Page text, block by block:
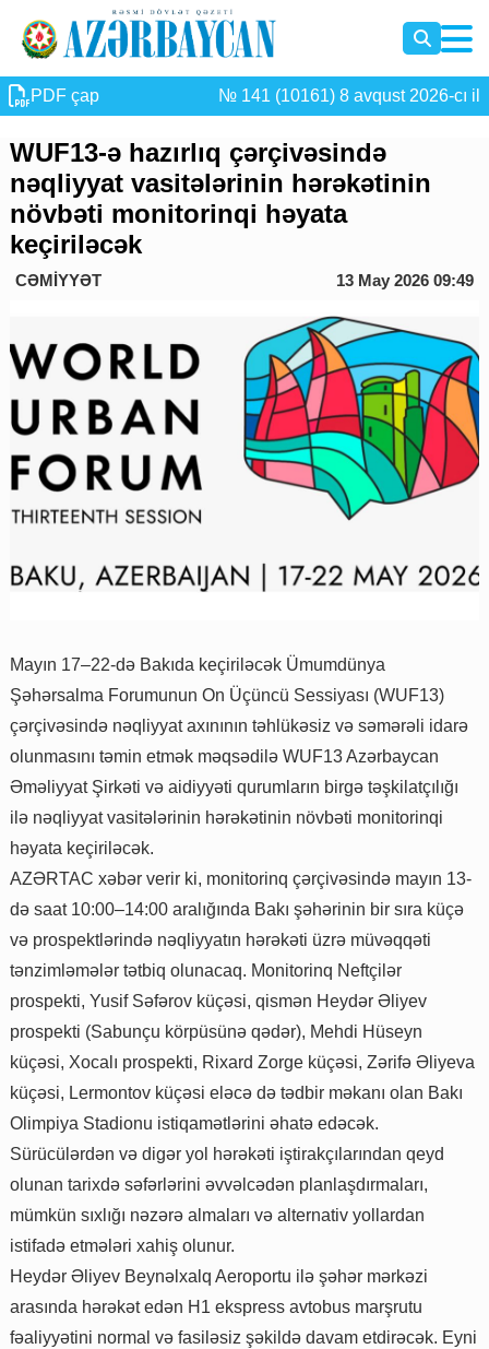
PDF çap № 141 (10161) 8 avqust 2026-cı il
WUF13-ə hazırlıq çərçivəsində
nəqliyyat vasitələrinin hərəkətinin
növbəti monitorinqi həyata
keçiriləcək
CƏMİYYƏT 13 May 2026 09:49
Mayın 17–22-də Bakıda keçiriləcək Ümumdünya
Şəhərsalma Forumunun On Üçüncü Sessiyası (WUF13)
çərçivəsində nəqliyyat axınının təhlükəsiz və səmərəli idarə
olunmasını təmin etmək məqsədilə WUF13 Azərbaycan
Əməliyyat Şirkəti və aidiyyəti qurumların birgə təşkilatçılığı
ilə nəqliyyat vasitələrinin hərəkətinin növbəti monitorinqi
həyata keçiriləcək.
AZƏRTAC xəbər verir ki, monitorinq çərçivəsində mayın 13-
də saat 10:00–14:00 aralığında Bakı şəhərinin bir sıra küçə
və prospektlərində nəqliyyatın hərəkəti üzrə müvəqqəti
tənzimləmələr tətbiq olunacaq. Monitorinq Neftçilər
prospekti, Yusif Səfərov küçəsi, qismən Heydər Əliyev
prospekti (Sabunçu körpüsünə qədər), Mehdi Hüseyn
küçəsi, Xocalı prospekti, Rixard Zorge küçəsi, Zərifə Əliyeva
küçəsi, Lermontov küçəsi eləcə də tədbir məkanı olan Bakı
Olimpiya Stadionu istiqamətlərini əhatə edəcək.
Sürücülərdən və digər yol hərəkəti iştirakçılarından qeyd
olunan tarixdə səfərlərini əvvəlcədən planlaşdırmaları,
mümkün sıxlığı nəzərə almaları və alternativ yollardan
istifadə etmələri xahiş olunur.
Heydər Əliyev Beynəlxalq Aeroportu ilə şəhər mərkəzi
arasında hərəkət edən H1 ekspress avtobus marşrutu
fəaliyyətini normal və fasiləsiz şəkildə davam etdirəcək. Eyni